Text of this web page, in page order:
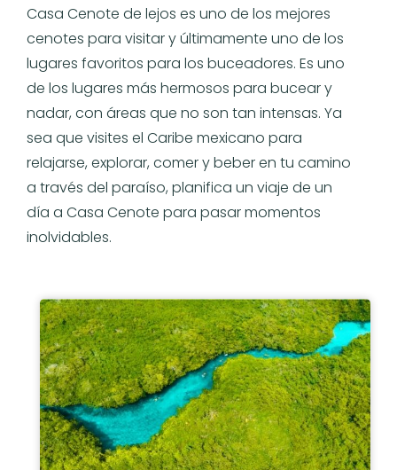
Casa Cenote de lejos es uno de los mejores
cenotes para visitar y últimamente uno de los
lugares favoritos para los buceadores. Es uno
de los lugares más hermosos para bucear y
nadar, con áreas que no son tan intensas. Ya
sea que visites el Caribe mexicano para
relajarse, explorar, comer y beber en tu camino
a través del paraíso, planifica un viaje de un
día a Casa Cenote para pasar momentos
inolvidables.